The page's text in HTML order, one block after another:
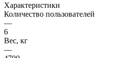
Характеристики
Количество пользователей
—
6
Вес, кг
—